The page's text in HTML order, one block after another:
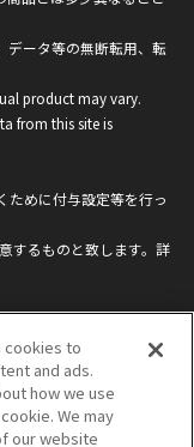
データ等の無断転用、転
product may vary.
from this site is
めに付与設定等を行っ
するものと致します。詳
Sell or Share My
Information
cookies to
and ads.
how we use
We may
our website